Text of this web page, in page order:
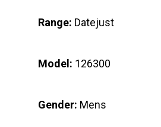
Range: Datejust
Model: 126300
Gender: Mens